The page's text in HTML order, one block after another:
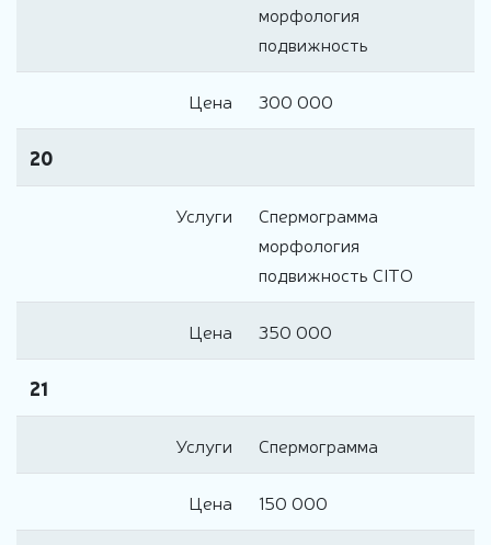
морфология
подвижность
Цена 300 000
20
Услуги
Спермограмма
морфология
подвижность CITO
Цена 350 000
21
Услуги Спермограмма
Цена 150 000